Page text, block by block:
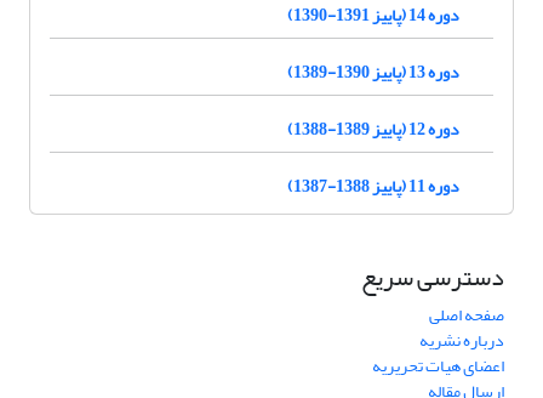
دوره 14 (پاییز 1391-1390)
دوره 13 (پاییز 1390-1389)
دوره 12 (پاییز 1389-1388)
دوره 11 (پاییز 1388-1387)
دسترسی سریع
صفحه اصلی
درباره نشریه
اعضای هیات تحریریه
ارسال مقاله